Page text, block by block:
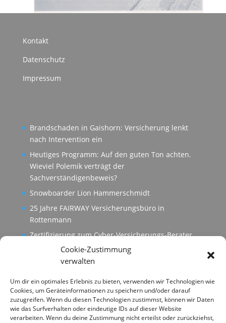
Cookie-Zustimmung
verwalten
Um dir ein optimales Erlebnis zu bieten, verwenden wir Technologien wie
Cookies, um Geräteinformationen zu speichern und/oder darauf
zuzugreifen. Wenn du diesen Technologien zustimmst, können wir Daten
wie das Surfverhalten oder eindeutige IDs auf dieser Website
verarbeiten. Wenn du deine Zustimmung nicht erteilst oder zurückziehst,
Kontakt
Datenschutz
Impressum
Brandschaden in Gaishorn: Versicherung lenkt
nach Intervention ein
Heutiges Programm: Auf den guten Ton achten.
Wieviel Polemik verträgt der
Sachverständigenbeweis?
Snowboarder Lion Hammerschmidt
25 Jahre FAIRWAY Versicherungsbüro in
Rottenmann
Zertifizierung zum Cyber-Versicherungs-Berater